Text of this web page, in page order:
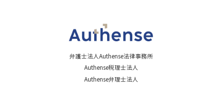
弁護士法人Authense法律事務所
Authense税理士法人
Authense弁理士法人